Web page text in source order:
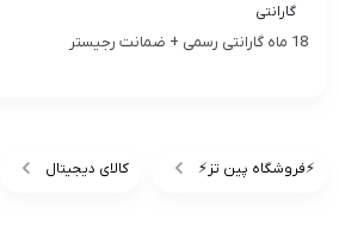
گارانتی
18 ماه گارانتی رسمی + ضمانت رجیستر
⚡️فروشگاه پین تز⚡️ کالای دیجیتال